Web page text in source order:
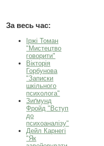
За весь час:
Іржі Томан
"Мистецтво
говорити"
Вікторія
Горбунова
"Записки
шкільного
психолога"
Зиґмунд
Фройд "Вступ
до
психоаналізу"
Дейл Карнегі
"Як